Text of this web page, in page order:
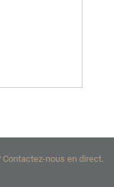
Contactez-nous en direct.